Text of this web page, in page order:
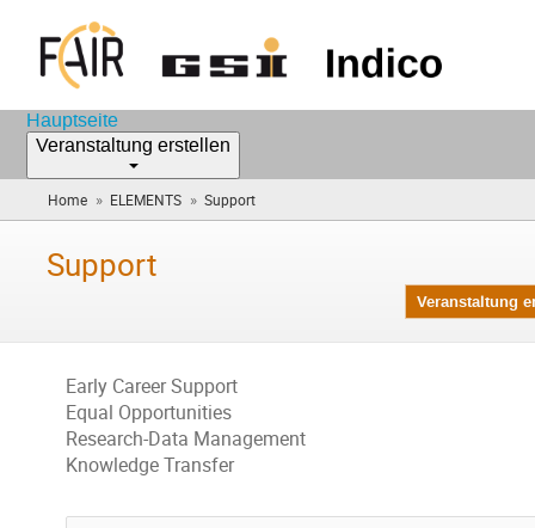
Hauptseite
Veranstaltung erstellen
Home » ELEMENTS » Support
sind
Support
Veranstaltung
Early Career Support
Equal Opportunities
Research-Data Management
Knowledge Transfer